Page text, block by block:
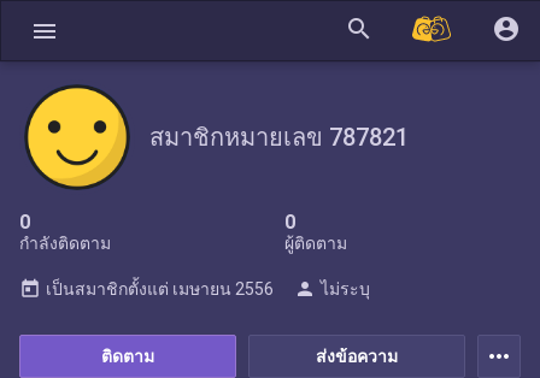
menu search account_circle
สมาชิกหมายเลข 787821
0
กำลังติดตาม
0
ผู้ติดตาม
ส่งข้อความ
ติดตาม
today เป็นสมาชิกตั้งแต่ เมษายน 2556 person ไม่ระบุ
more_horiz